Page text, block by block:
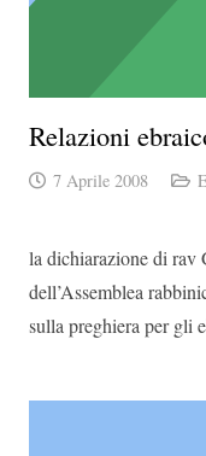
Relazioni
7 Aprile 2008
la dichiarazione di rav
dell’Assemblea
sulla preghiera per gli